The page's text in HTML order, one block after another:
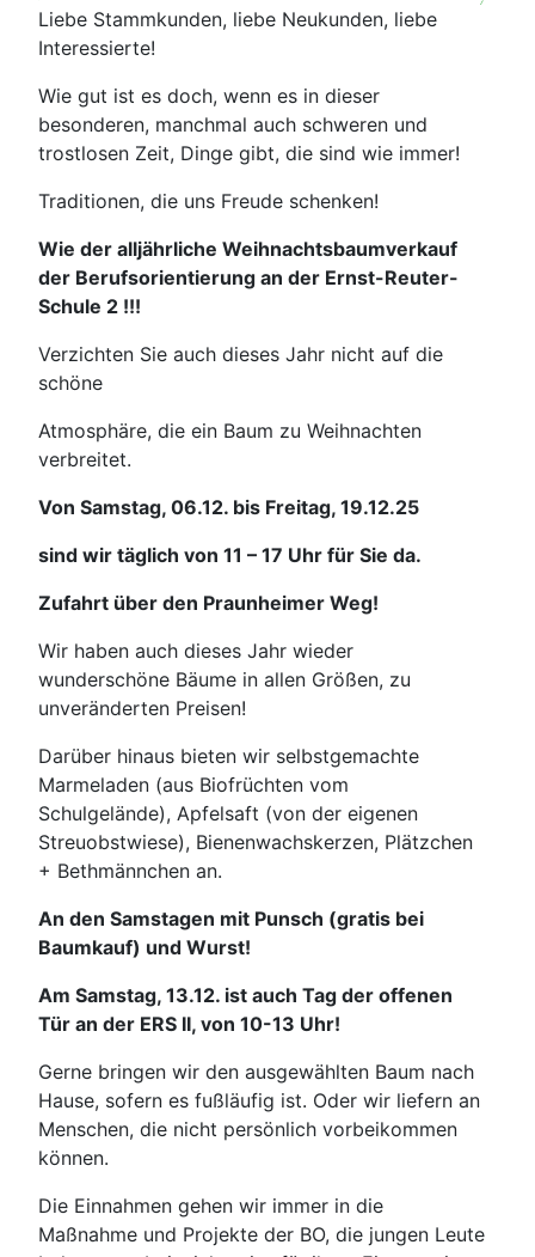
Liebe Stammkunden, liebe Neukunden, liebe
Interessierte!
Wie gut ist es doch, wenn es in dieser
besonderen, manchmal auch schweren und
trostlosen Zeit, Dinge gibt, die sind wie immer!
Traditionen, die uns Freude schenken!
Wie der alljährliche Weihnachtsbaumverkauf
der Berufsorientierung an der Ernst-Reuter-
Schule 2 !!!
Verzichten Sie auch dieses Jahr nicht auf die
schöne
Atmosphäre, die ein Baum zu Weihnachten
verbreitet.
Von Samstag, 06.12. bis Freitag, 19.12.25
sind wir täglich von 11 – 17 Uhr für Sie da.
Zufahrt über den Praunheimer Weg!
Wir haben auch dieses Jahr wieder
wunderschöne Bäume in allen Größen, zu
unveränderten Preisen!
Darüber hinaus bieten wir selbstgemachte
Marmeladen (aus Biofrüchten vom
Schulgelände), Apfelsaft (von der eigenen
Streuobstwiese), Bienenwachskerzen, Plätzchen
+ Bethmännchen an.
An den Samstagen mit Punsch (gratis bei
Baumkauf) und Wurst!
Am Samstag, 13.12. ist auch Tag der offenen
Tür an der ERS II, von 10-13 Uhr!
Gerne bringen wir den ausgewählten Baum nach
Hause, sofern es fußläufig ist. Oder wir liefern an
Menschen, die nicht persönlich vorbeikommen
können.
Die Einnahmen gehen wir immer in die
Maßnahme und Projekte der BO, die jungen Leute